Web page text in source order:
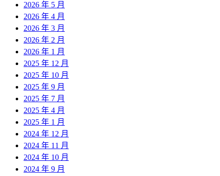
2026 年 5 月
2026 年 4 月
2026 年 3 月
2026 年 2 月
2026 年 1 月
2025 年 12 月
2025 年 10 月
2025 年 9 月
2025 年 7 月
2025 年 4 月
2025 年 1 月
2024 年 12 月
2024 年 11 月
2024 年 10 月
2024 年 9 月